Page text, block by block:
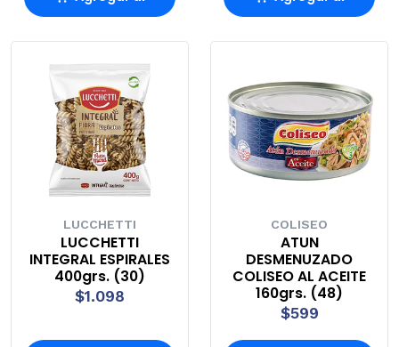
LUCCHETTI
LUCCHETTI
INTEGRAL ESPIRALES
400grs. (30)
$1.098
COLISEO
ATUN
DESMENUZADO
COLISEO AL ACEITE
160grs. (48)
$599